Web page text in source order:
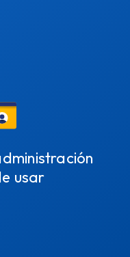
usar